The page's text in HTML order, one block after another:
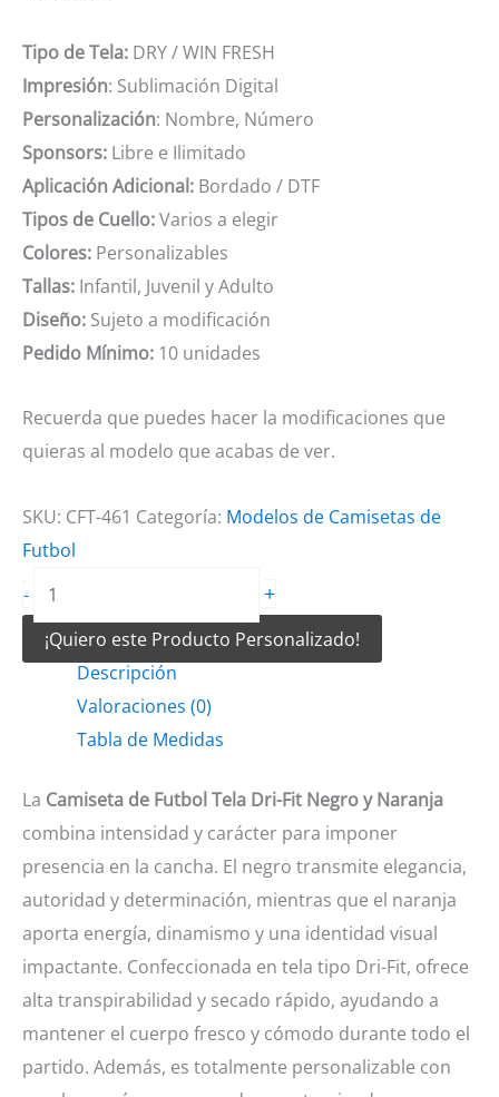
Tipo de Tela: DRY / WIN FRESH
Impresión: Sublimación Digital
Personalización: Nombre, Número
Sponsors: Libre e Ilimitado
Aplicación Adicional: Bordado / DTF
Tipos de Cuello:Varios a elegir
Colores: Personalizables
Tallas: Infantil, Juvenil y Adulto
Diseño: Sujeto a modificación
Pedido Mínimo: 10 unidades
Recuerda que puedes hacer la modificaciones que
quieras al modelo que acabas de ver.
SKU: CFT-461 Categoría: Modelos de Camisetas de
Futbol
-
Camiseta
de
Futbol
+
¡Quiero este Producto Personalizado!
Descripción
Valoraciones (0)
Tabla de Medidas
La Camiseta de Futbol Tela Dri-Fit Negro y Naranja
combina intensidad y carácter para imponer
presencia en la cancha. El negro transmite elegancia,
autoridad y determinación, mientras que el naranja
aporta energía, dinamismo y una identidad visual
impactante. Confeccionada en tela tipo Dri-Fit, ofrece
alta transpirabilidad y secado rápido, ayudando a
mantener el cuerpo fresco y cómodo durante todo el
partido. Además, es totalmente personalizable con